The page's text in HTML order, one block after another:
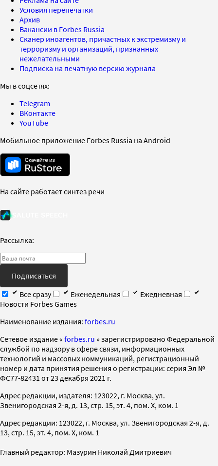
Условия перепечатки
Архив
Вакансии в Forbes Russia
Сканер иноагентов, причастных к экстремизму и
терроризму и организаций, признанных
нежелательными
Подписка на печатную версию журнала
Мы в соцсетях:
Telegram
ВКонтакте
YouTube
Мобильное приложение Forbes Russia на Android
На сайте работает синтез речи
Рассылка:
Подписаться
Все сразу
Еженедельная
Ежедневная
Новости Forbes Games
Наименование издания: forbes.ru
Cетевое издание « forbes.ru » зарегистрировано Федеральной
службой по надзору в сфере связи, информационных
технологий и массовых коммуникаций, регистрационный
номер и дата принятия решения о регистрации: серия Эл №
ФС77-82431 от 23 декабря 2021 г.
Адрес редакции, издателя: 123022, г. Москва, ул.
Звенигородская 2-я, д. 13, стр. 15, эт. 4, пом. X, ком. 1
Адрес редакции: 123022, г. Москва, ул. Звенигородская 2-я, д.
13, стр. 15, эт. 4, пом. X, ком. 1
Главный редактор: Мазурин Николай Дмитриевич